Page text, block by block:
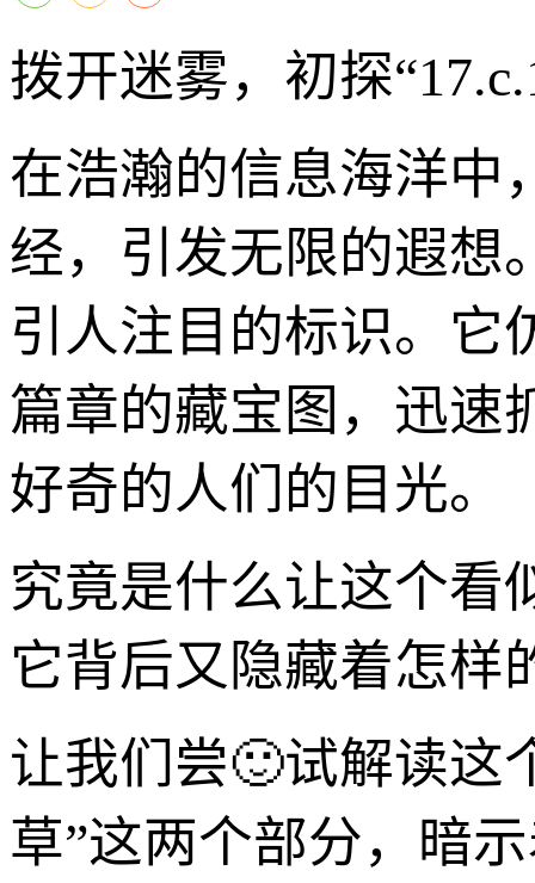
拨开迷雾，初探
在浩瀚的信息海洋中
经，引发无限的遐想
引人注目的标识。它
篇章的藏宝图，迅速
好奇的人们的目光。
究竟是什么让这个看
它背后又隐藏着怎样
让我们尝🙂试解读这
草”这两个部分，暗